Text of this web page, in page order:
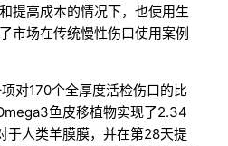
提高成本的情况下，也使用生
市场在传统慢性伤口使用案例
对170个全厚度活检伤口的比
鱼皮移植物实现了2.34
于人类羊膜膜，并在第28天提